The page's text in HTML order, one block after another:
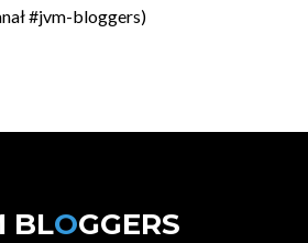
#jvm-bloggers)
BLOGGERS